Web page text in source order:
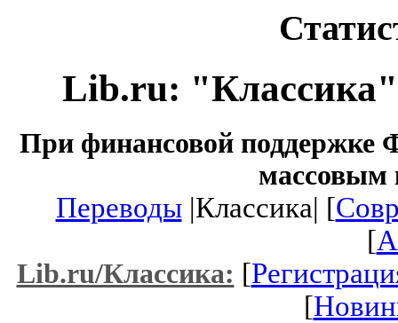
Lib.ru:
При финансовой поддержке
массовым
Переводы|Классика| [
[
Lib.ru/Классика: [
[